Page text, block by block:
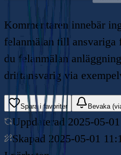
Kommentaren innebär
felanmälan till
du felanmälan
driftansvarig via
Spara i favoriter Bevaka
Uppdaterad2025-05-
Skapad 2025-05-01